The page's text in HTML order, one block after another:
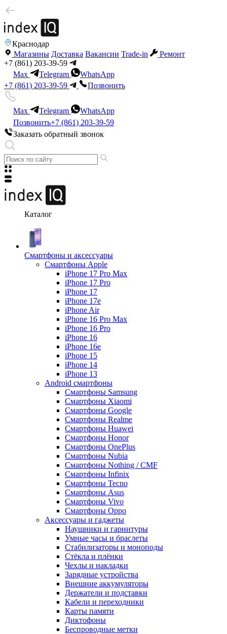
Краснодар
Магазины Доставка Вакансии Trade-in
Ремонт
+7 (861) 203-39-59
Max
Telegram
WhatsApp
+7 (861) 203-39-59
Позвонить
Max Telegram
WhatsApp
Позвонить+7 (861) 203-39-59
Заказать обратный звонок
Каталог
Смартфоны и аксессуары
Смартфоны Apple
iPhone 17 Pro Max
iPhone 17 Pro
iPhone 17
iPhone 17e
iPhone Air
iPhone 16 Pro Max
iPhone 16 Pro
iPhone 16
iPhone 16e
iPhone 15
iPhone 14
iPhone 13
Android cмартфоны
Смартфоны Samsung
Смартфоны Xiaomi
Смартфоны Google
Смартфоны Realme
Смартфоны Huawei
Смартфоны Honor
Смартфоны OnePlus
Смартфоны Nubia
Смартфоны Nothing / CMF
Смартфоны Infinix
Смартфоны Tecno
Смартфоны Asus
Смартфоны Vivo
Смартфоны Oppo
Аксессуары и гаджеты
Наушники и гарнитуры
Умные часы и браслеты
Стабилизаторы и моноподы
Стёкла и плёнки
Чехлы и накладки
Зарядные устройства
Внешние аккумуляторы
Держатели и подставки
Кабели и переходники
Карты памяти
Диктофоны
Беспроводные метки